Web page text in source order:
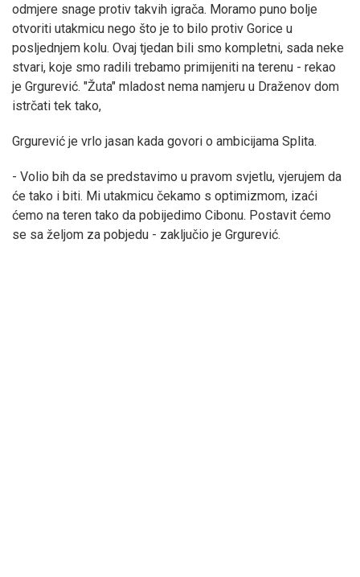
odmjere snage protiv takvih igrača. Moramo puno bolje
otvoriti utakmicu nego što je to bilo protiv Gorice u
posljednjem kolu. Ovaj tjedan bili smo kompletni, sada neke
stvari, koje smo radili trebamo primijeniti na terenu - rekao
je Grgurević. "Žuta" mladost nema namjeru u Draženov dom
istrčati tek tako,
Grgurević je vrlo jasan kada govori o ambicijama Splita.
- Volio bih da se predstavimo u pravom svjetlu, vjerujem da
će tako i biti. Mi utakmicu čekamo s optimizmom, izaći
ćemo na teren tako da pobijedimo Cibonu. Postavit ćemo
se sa željom za pobjedu - zaključio je Grgurević.